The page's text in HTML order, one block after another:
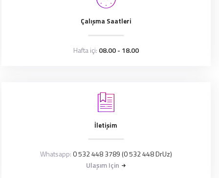
Çalışma Saatleri
Hafta içi: 08.00 - 18.00
İletişim
Whatsapp: 0 532 448 3789 (0 532 448 DrUz)
Ulaşım Için